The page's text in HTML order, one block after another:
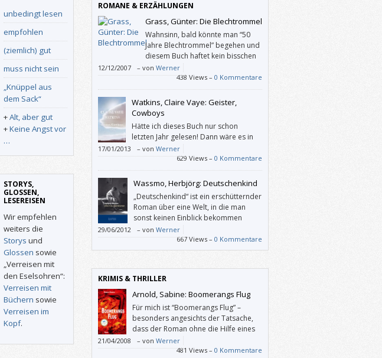
unbedingt lesen
empfohlen
(ziemlich) gut
muss nicht sein
„Knüppel aus
dem Sack“
+Alt, aber gut
+Keine Angst vor
…
STORYS,
GLOSSEN,
LESEREISEN
Wir empfehlen
weiters die
Storys und
Glossen sowie
„Verreisen mit
den Eselsohren“:
Verreisen mit
Büchern sowie
Verreisen im
Kopf.
ROMANE & ERZÄHLUNGEN
Grass, Günter: Die Blechtrommel
Wahnsinn, bald könnte man “50
Jahre Blechtrommel” begehen und
diesem Buch haftet kein bisschen
Patina an.
12/12/2007 – von Werner
438 Views – 0 Kommentare
Watkins, Claire Vaye: Geister,
Cowboys
Hätte ich dieses Buch nur schon
letzten Jahr gelesen! Dann wäre es in
der Bestenliste 2012 ganz oben
gelandet. Jedenfalls denke ich, dass man sich
den Namen Claire Vaye Watkins merken sollte.
Und warte sehnsüchtig auf weitere Bücher der
derzeit noch nicht 30-jährigen Autorin.
17/01/2013 – von Werner
629 Views – 0 Kommentare
Wassmo, Herbjörg: Deutschenkind
„Deutschenkind“ ist ein erschütternder
Roman über eine Welt, in die man
sonst keinen Einblick bekommen
würde. Und über ein Kind, das man
liebend gern beschützen würde, das man ohne
zu zögern bei sich aufnehmen würde, um ihm zu
gefährlicher Ort.
29/06/2012 – von Werner
667 Views – 0 Kommentare
KRIMIS & THRILLER
Arnold, Sabine: Boomerangs Flug
Für mich ist “Boomerangs Flug” –
besonders angesichts der Tatsache,
dass der Roman ohne die Hilfe eines
Verlags-Lektorats enstanden ist – ein
überzeugendes Debut.
21/04/2008 – von Werner
481 Views – 0 Kommentare